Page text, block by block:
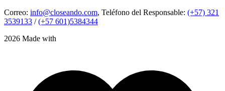
Correo: info@closeando.com, Teléfono del Responsable: (+57) 321
3539133 /(+57 601)5384344
2026 Made with